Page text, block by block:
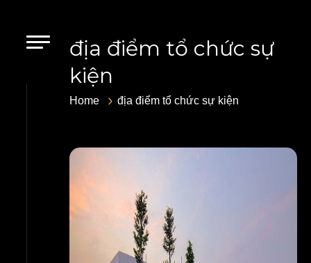
địa điểm tổ chức sự
kiện
Home địa điểm tổ chức sự kiện